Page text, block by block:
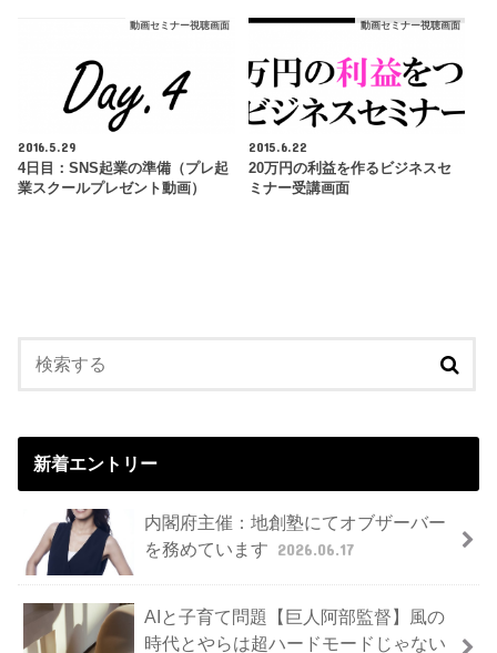
動画セミナー視聴画面
2016.5.29
4日目：SNS起業の準備（プレ起
業スクールプレゼント動画）
動画セミナー視聴画面
2015.6.22
20万円の利益を作るビジネスセ
ミナー受講画面
新着エントリー
内閣府主催：地創塾にてオブザーバー
を務めています 2026.06.17
AIと子育て問題【巨人阿部監督】風の
時代とやらは超ハードモードじゃない